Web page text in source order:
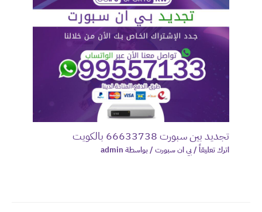
تجديد بين سبورت 66633738 بالكويت
اترك تعليقاً /بي ان سبورت / بواسطة admin